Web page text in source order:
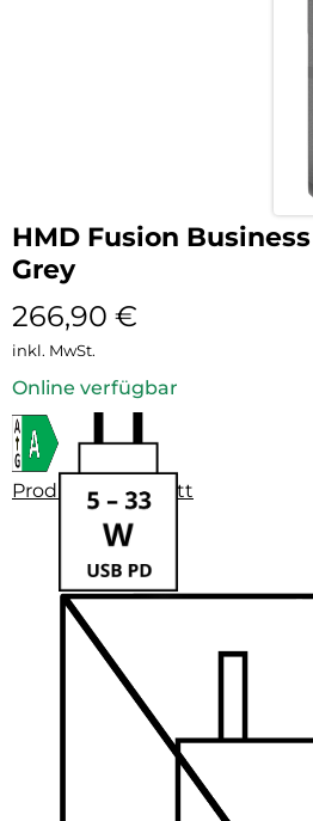
HMD Fusion
Grey
266,90 €
inkl. MwSt.
Online verfügbar
Produktdatenblatt